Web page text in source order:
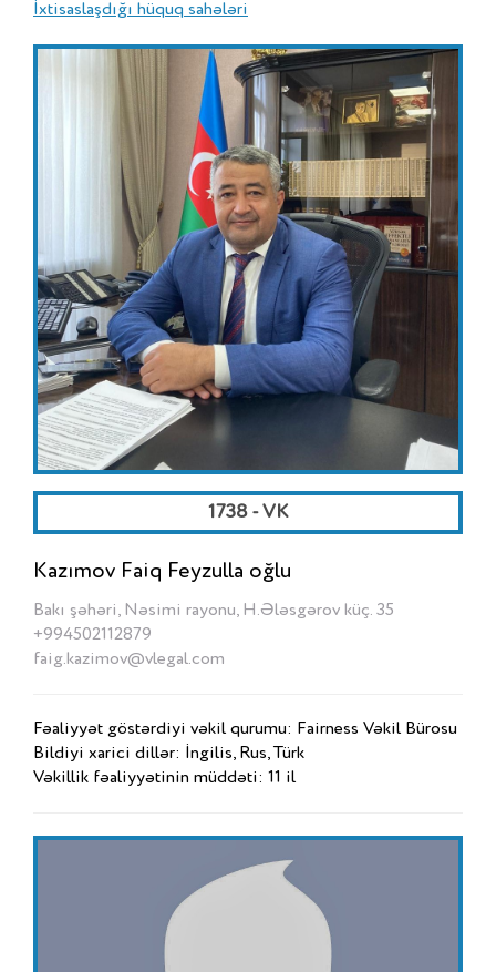
İxtisaslaşdığı hüquq sahələri
1738 - VK
Kazımov Faiq Feyzulla oğlu
Bakı şəhəri, Nəsimi rayonu, H.Ələsgərov küç. 35
+994502112879
faig.kazimov@vlegal.com
Fəaliyyət göstərdiyi vəkil qurumu: Fairness Vəkil Bürosu
Bildiyi xarici dillər: İngilis, Rus, Türk
Vəkillik fəaliyyətinin müddəti: 11 il